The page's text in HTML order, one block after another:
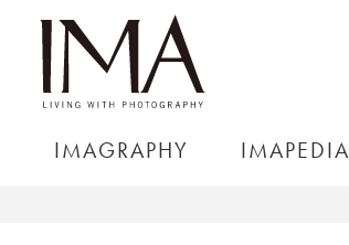
IMAGRAPHY IMAPEDIA